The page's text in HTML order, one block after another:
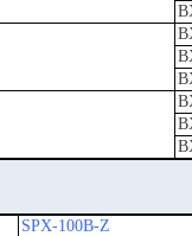
SPX-100B-Z